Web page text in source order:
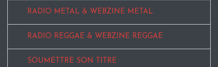
RADIO METAL & WEBZINE METAL
RADIO REGGAE & WEBZINE REGGAE
SOUMETTRE SON TITRE